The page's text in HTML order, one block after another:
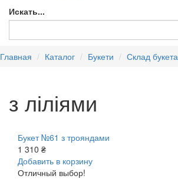
Искать...
Главная Каталог Букети Склад букета
з ліліями
Букет №61 з трояндами
1 310 ₴
Добавить в корзину
Отличный выбор!